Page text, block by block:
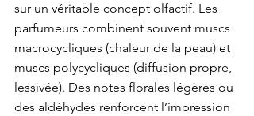
sur un véritable concept olfactif. Les
parfumeurs combinent souvent muscs
macrocycliques (chaleur de la peau) et
muscs polycycliques (diffusion propre,
lessivée). Des notes florales légères ou
des aldéhydes renforcent l’impression